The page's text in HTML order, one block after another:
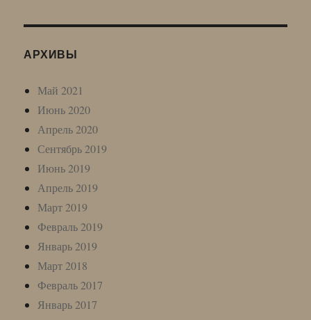
АРХИВЫ
Май 2021
Июнь 2020
Апрель 2020
Сентябрь 2019
Июнь 2019
Апрель 2019
Март 2019
Февраль 2019
Январь 2019
Март 2018
Февраль 2017
Январь 2017